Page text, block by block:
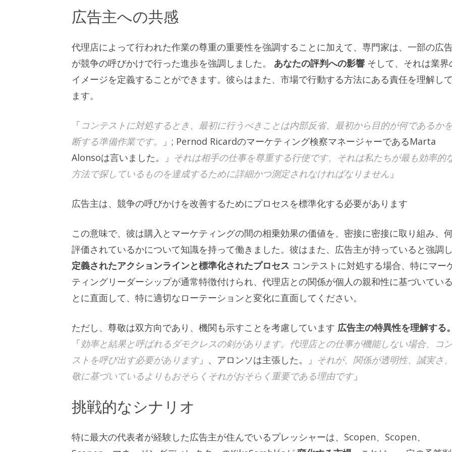
広告主への共感
代理店によって行われた作業の尊重の重要性を強調することに加えて、専門家は、一部の広
が競争の呼びかけで行った進歩を強調しました。
あなたの評判への影響 そして、それは業界
イメージを定義することができます。彼らはまた、市場で行動する方法にある責任を理解し
ます。
「コンテストに対処するとき、最初に行うべきことは内部反省、最初から目的が何であるか
断する準備作業です。
」; Pernod Ricardのマーケティング検察マネージャーであるMarta
Alonsoは言いました。」 それは相手の仕事を尊重する行使です、それは私たちが最も効率的
方法で探しているものを達成するために詳細かつ測定されなければなりません 」
広告主は、競争の呼びかけを改善するためにプロセスを標準化する必要があります
この意味で、彼は購入とマーケティングの間の相乗効果の価値を、密接に密接に取り組み、
評価されているかについて知識を持って働きました。彼はまた、広告主が持っていると強調
定義されたアクションラインと標準化されたプロセス コンテストに対処する場合、特にマー
ティングリーダーシップが通常特徴付けられ、代理店との関係が個人の親和性に基づいてい
とに直面して、特に適切なローテーションと変化に直面してください。
ただし、尊敬は双方向であり、機関も示すことを考慮しています 広告主の特異性を理解する。
「効率と結果と呼ばれるダモクレスの剣があります。代理店との仕事が機能しない場合、コ
ストを呼び出す必要があります」、アロンソは主張した。」 それが、関係が透明性、誠実さ
敬に基づいているよりもおそらくそれがおそらく重要である理由です」
挑戦的なシナリオ
特に最大の代表者が経験した広告主が住んでいるプレッシャーは、Scopen、Scopen、